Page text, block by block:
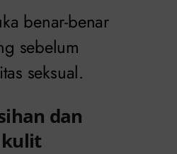
benar-benar
sebelum
seksual.
dan
kulit